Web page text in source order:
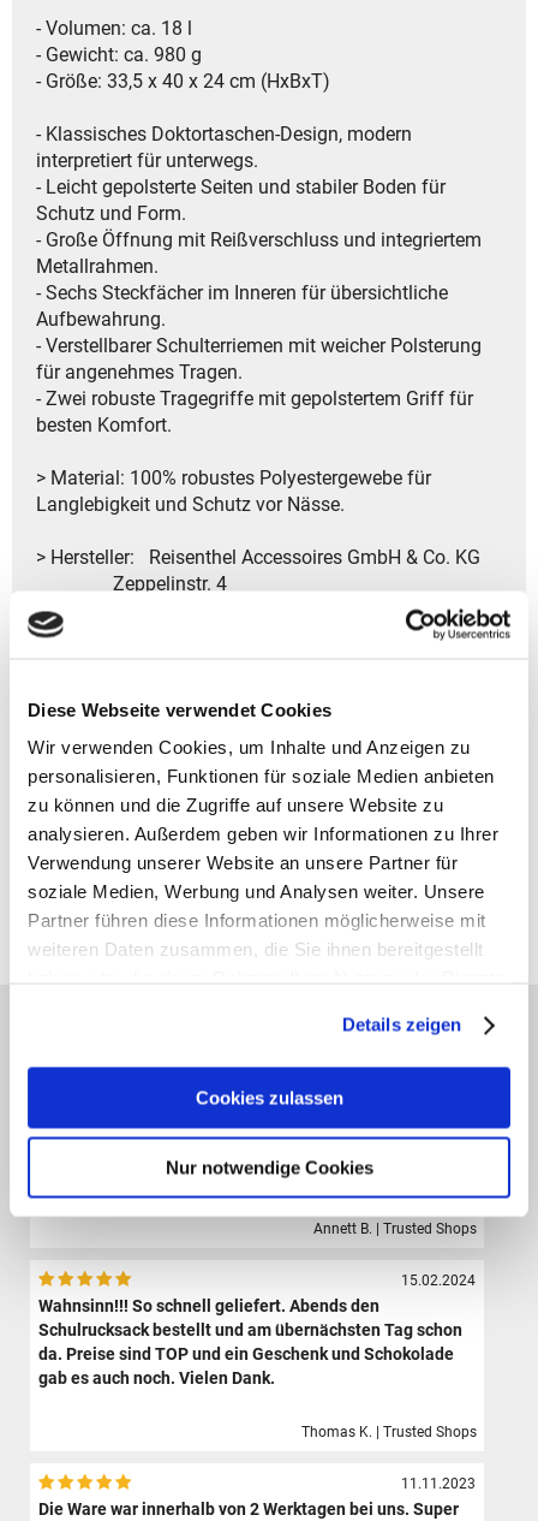
Diese Webseite verwendet Cookies
Wir verwenden Cookies, um Inhalte und Anzeigen zu
personalisieren, Funktionen für soziale Medien anbieten
zu können und die Zugriffe auf unsere Website zu
analysieren. Außerdem geben wir Informationen zu Ihrer
Verwendung unserer Website an unsere Partner für
soziale Medien, Werbung und Analysen weiter. Unsere
Partner führen diese Informationen möglicherweise mit
weiteren Daten zusammen, die Sie ihnen bereitgestellt
Details zeigen
Cookies zulassen
Nur notwendige Cookies
- Volumen: ca. 18 l
- Gewicht: ca. 980 g
- Größe: 33,5 x 40 x 24 cm (HxBxT)
- Klassisches Doktortaschen-Design, modern
interpretiert für unterwegs.
- Leicht gepolsterte Seiten und stabiler Boden für
Schutz und Form.
- Große Öffnung mit Reißverschluss und integriertem
Metallrahmen.
- Sechs Steckfächer im Inneren für übersichtliche
Aufbewahrung.
- Verstellbarer Schulterriemen mit weicher Polsterung
für angenehmes Tragen.
- Zwei robuste Tragegriffe mit gepolstertem Griff für
besten Komfort.
> Material: 100% robustes Polyestergewebe für
Langlebigkeit und Schutz vor Nässe.
> Hersteller: Reisenthel Accessoires GmbH & Co. KG
Zeppelinstr. 4
82205 Gilching
Deutschland
Fax: +49 8105 77292-920
E-Mail: service@reisenthel.com
Gutscheine bestellen
Alle Preise verstehen sich inklusive der gesetzl. MwSt. und zzgl.
Versand(ab 39,00 € Bestellwert versandkostenfrei!)
Sporttaschen, Schulranzen und Zubehör.Die Bestellung
ist sehr einfach und der Versand erfolgte sehr schnell.
Annett B. | Trusted Shops
15.02.2024
Wahnsinn!!! So schnell geliefert. Abends den
Schulrucksack bestellt und am übernächsten Tag schon
da. Preise sind TOP und ein Geschenk und Schokolade
gab es auch noch. Vielen Dank.
Thomas K. | Trusted Shops
11.11.2023
Die Ware war innerhalb von 2 Werktagen bei uns. Super